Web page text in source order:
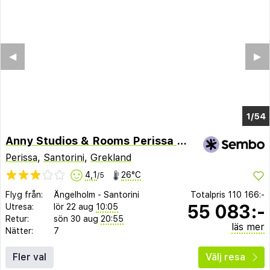
1/49
▶︎
◀︎
Anny Studios & Rooms Perissa Beach
Perissa, Santorini, Grekland
4,1 /5 26°C
Flyg från: Ängelholm - Santorini
Utresa:
lör 22 aug 10:05
Retur:
sön 30 aug 20:55
Nätter:
7
Totalpris 110 166:-
55 083:-
läs mer
Fler val Välj resa